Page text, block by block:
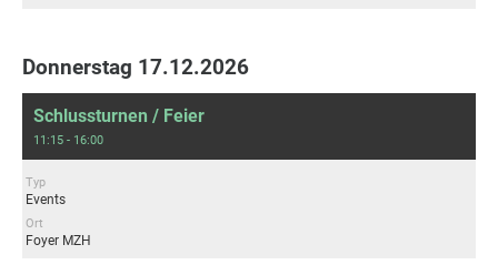
Donnerstag 17.12.2026
Schlussturnen / Feier
11:15 - 16:00
Typ
Events
Ort
Foyer MZH